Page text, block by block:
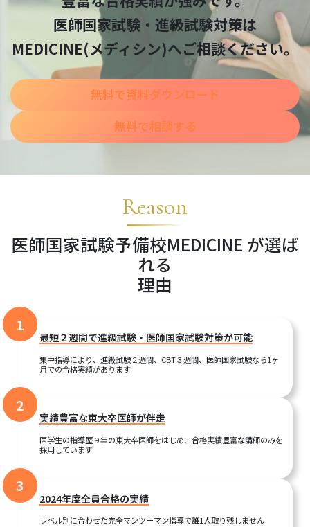
医師国家試験・進級試験対策は
MEDICINE(メディシン)へご相談ください。
無料で資料ダウンロード
無料で相談する
Reason
医師国家試験予備校MEDICINE が選ば
れる
理由
1
最短２週間で進級試験・医師国家試験対策が可能
集中指導により、進級試験２週間、CBT３週間、医師国家試験なら1ヶ
月での合格実績があります
2
実績豊富な東大卒医師が伴走
医学生の指導歴９年の東大卒医師をはじめ、合格実績豊富な講師のみを
採用しています
3
2024年度全員合格の実績
レベル別に合わせた完全マンツーマン指導で誰1人取り残しません